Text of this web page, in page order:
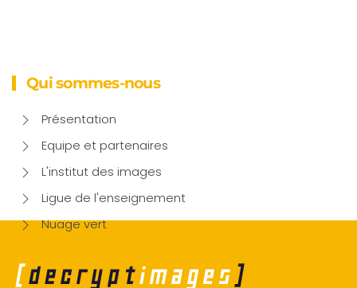
Qui sommes-nous
Présentation
Equipe et partenaires
L'institut des images
Ligue de l'enseignement
Nuage vert